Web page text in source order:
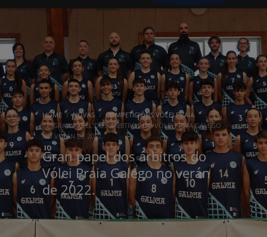
HOME NOVAS
COMPETICIÓNS VÓLEI PRAIA
GRAN PAPEL DOS ÁRBITROS DO VÓLEI PRAIA GALEGO
NO VERÁN DE 2022.
Gran papel dos árbitros do
Vólei Praia Galego no verán
de 2022.